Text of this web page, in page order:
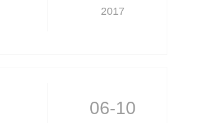
2017
06-10